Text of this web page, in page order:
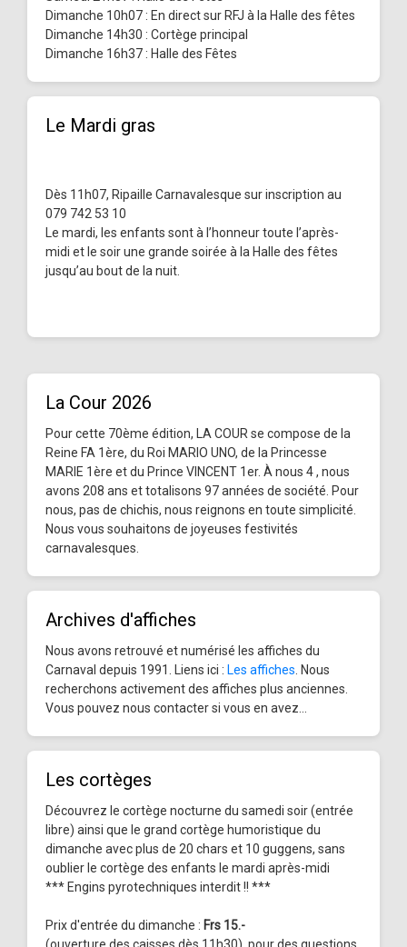
Dimanche 10h07 : En direct sur RFJ à la Halle des fêtes
Dimanche 14h30 : Cortège principal
Dimanche 16h37 : Halle des Fêtes
Le Mardi gras
Dès 11h07, Ripaille Carnavalesque sur inscription au
079 742 53 10
Le mardi, les enfants sont à l’honneur toute l’après-
midi et le soir une grande soirée à la Halle des fêtes
jusqu’au bout de la nuit.
La Cour 2026
Pour cette 70ème édition, LA COUR se compose de la
Reine FA 1ère, du Roi MARIO UNO, de la Princesse
MARIE 1ère et du Prince VINCENT 1er. À nous 4 , nous
avons 208 ans et totalisons 97 années de société. Pour
nous, pas de chichis, nous reignons en toute simplicité.
Nous vous souhaitons de joyeuses festivités
carnavalesques.
Archives d'affiches
Nous avons retrouvé et numérisé les affiches du
Carnaval depuis 1991. Liens ici : Les affiches . Nous
recherchons activement des affiches plus anciennes.
Vous pouvez nous contacter si vous en avez...
Les cortèges
Découvrez le cortège nocturne du samedi soir (entrée
libre) ainsi que le grand cortège humoristique du
dimanche avec plus de 20 chars et 10 guggens, sans
oublier le cortège des enfants le mardi après-midi
*** Engins pyrotechniques interdit !! ***
Prix d'entrée du dimanche : Frs 15.-